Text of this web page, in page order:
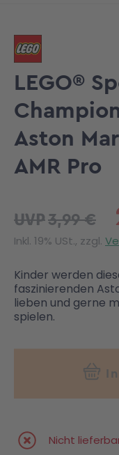
LEGO®
Aston
AMR Pro
UVP3,99 €
Inkl. 19% USt., zzgl.
Kinder werden
faszinierenden
lieben und gerne
spielen.
Nicht